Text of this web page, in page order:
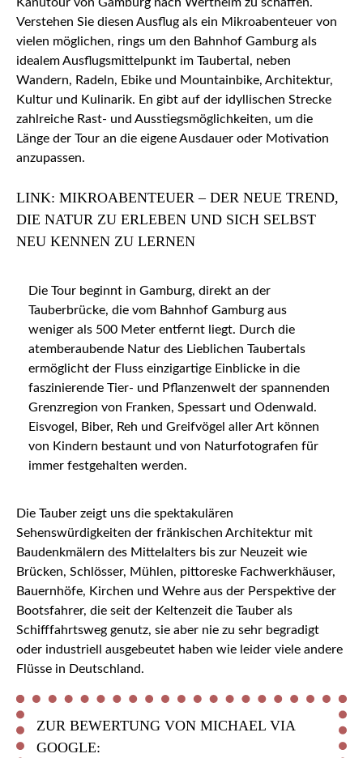
Verstehen Sie diesen Ausflug als ein Mikroabenteuer von
vielen möglichen, rings um den Bahnhof Gamburg als
idealem Ausflugsmittelpunkt im Taubertal, neben
Wandern, Radeln, Ebike und Mountainbike, Architektur,
Kultur und Kulinarik. En gibt auf der idyllischen Strecke
zahlreiche Rast- und Ausstiegsmöglichkeiten, um die
Länge der Tour an die eigene Ausdauer oder Motivation
anzupassen.
LINK: MIKROABENTEUER – DER NEUE TREND,
DIE NATUR ZU ERLEBEN UND SICH SELBST
NEU KENNEN ZU LERNEN
Die Tour beginnt in Gamburg, direkt an der
Tauberbrücke, die vom Bahnhof Gamburg aus
weniger als 500 Meter entfernt liegt. Durch die
atemberaubende Natur des Lieblichen Taubertals
ermöglicht der Fluss einzigartige Einblicke in die
faszinierende Tier- und Pflanzenwelt der spannenden
Grenzregion von Franken, Spessart und Odenwald.
Eisvogel, Biber, Reh und Greifvögel aller Art können
von Kindern bestaunt und von Naturfotografen für
immer festgehalten werden.
Die Tauber zeigt uns die spektakulären
Sehenswürdigkeiten der fränkischen Architektur mit
Baudenkmälern des Mittelalters bis zur Neuzeit wie
Brücken, Schlösser, Mühlen, pittoreske Fachwerkhäuser,
Bauernhöfe, Kirchen und Wehre aus der Perspektive der
Bootsfahrer, die seit der Keltenzeit die Tauber als
Schifffahrtsweg genutz, sie aber nie zu sehr begradigt
oder industriell ausgebeutet haben wie leider viele andere
Flüsse in Deutschland.
ZUR BEWERTUNG VON MICHAEL VIA
GOOGLE: